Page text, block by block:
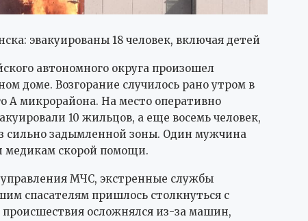
эвакуированы 18 человек, включая детей
автономного округа произошел
доме. Возгорание случилось рано утром в
А микрорайона. На место оперативно
10 жильцов, а еще восемь человек,
сильно задымленной зоны. Один мужчина
медикам скорой помощи.
МЧС, экстренные службы
спасателям пришлось столкнуться с
осложнялся из-за машин,